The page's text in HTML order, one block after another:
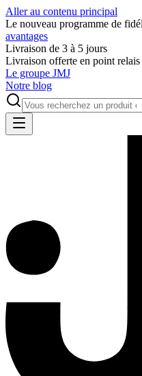
Aller au contenu principal
Le nouveau programme de
avantages
Livraison de 3 à 5 jours
Livraison offerte en point
Le groupe JMJ
Notre blog